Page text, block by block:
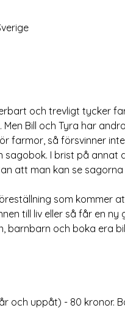
och trevligt tycker
Bill och Tyra har
farmor, så försvinner
sagobok. I brist på
att man kan se
som kommer
till liv eller så får en
barnbarn och boka era
och uppåt) - 80 kronor.